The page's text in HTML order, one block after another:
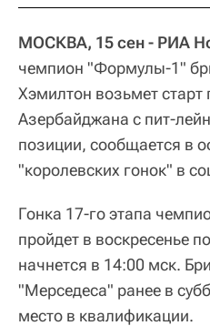
МОСКВА, 15 сен - РИА
чемпион "Формулы-1"
Хэмилтон возьмет старт
Азербайджана с пит-
позиции, сообщается в
"королевских гонок" в
Гонка 17-го этапа
пройдет в воскресенье
начнется в 14:00 мск.
"Мерседеса" ранее в
место в квалификации.